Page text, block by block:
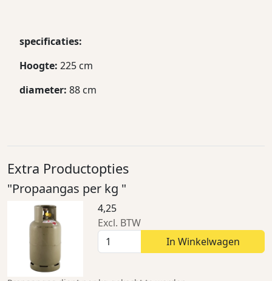
specificaties:
Hoogte: 225 cm
diameter: 88 cm
Extra Productopties
"Propaangas per kg "
4,25
Excl. BTW
In Winkelwagen